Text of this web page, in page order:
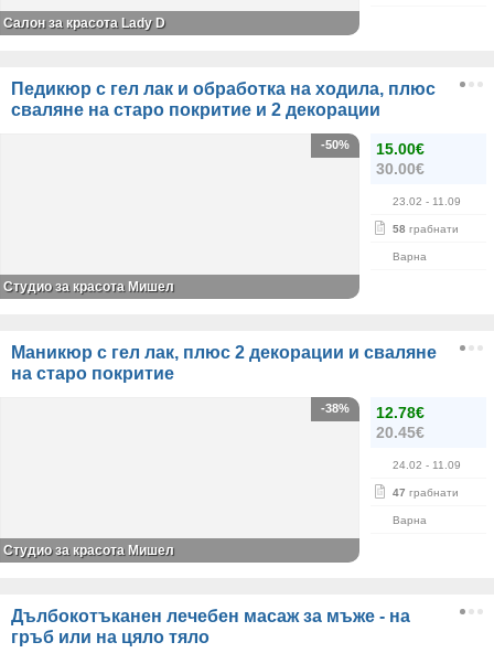
Салон за красота Lady D
Педикюр с гел лак и обработка на ходила, плюс
сваляне на старо покритие и 2 декорации
15.00€
30.00€
23.02 - 11.09
58 грабнати
Варна
-50%
Студио за красота Мишел
Маникюр с гел лак, плюс 2 декорации и сваляне
на старо покритие
12.78€
20.45€
24.02 - 11.09
47 грабнати
Варна
-38%
Студио за красота Мишел
Дълбокотъканен лечебен масаж за мъже - на
гръб или на цяло тяло